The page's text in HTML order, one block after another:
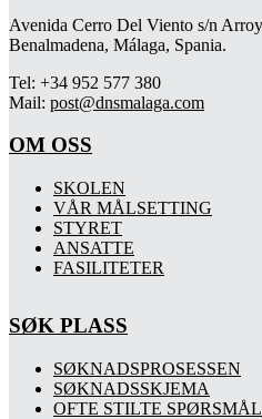
Avenida Cerro Del Viento s/n
Benalmadena, Málaga, Spania.
Tel: +34 952 577 380
Mail: post@dnsmalaga.com
OM OSS
SKOLEN
VÅR MÅLSETTING
STYRET
ANSATTE
FASILITETER
SØK PLASS
SØKNADSPROSESSEN
SØKNADSSKJEMA
OFTE STILTE SPØRSMÅL